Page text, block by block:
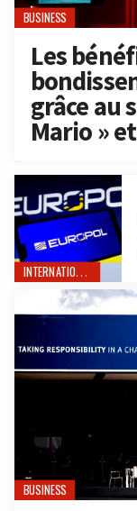
BUSINESS
Les
grâce au
Mario »
INTERNATIONAL
BUSINESS